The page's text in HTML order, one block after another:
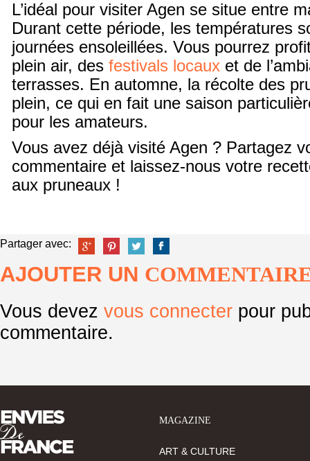
L’idéal pour visiter Agen se situe entre
Durant cette période, les températures
journées ensoleillées. Vous pourrez
plein air, des festivals locaux et de
terrasses. En automne, la récolte des
plein, ce qui en fait une saison
pour les amateurs.
Vous avez déjà visité Agen ? Partagez
commentaire et laissez-nous votre
aux pruneaux !
Partager avec:
AJOUTER UN
Vous devez vous connecter pour
commentaire.
MAGAZINE
ART & CULTURE